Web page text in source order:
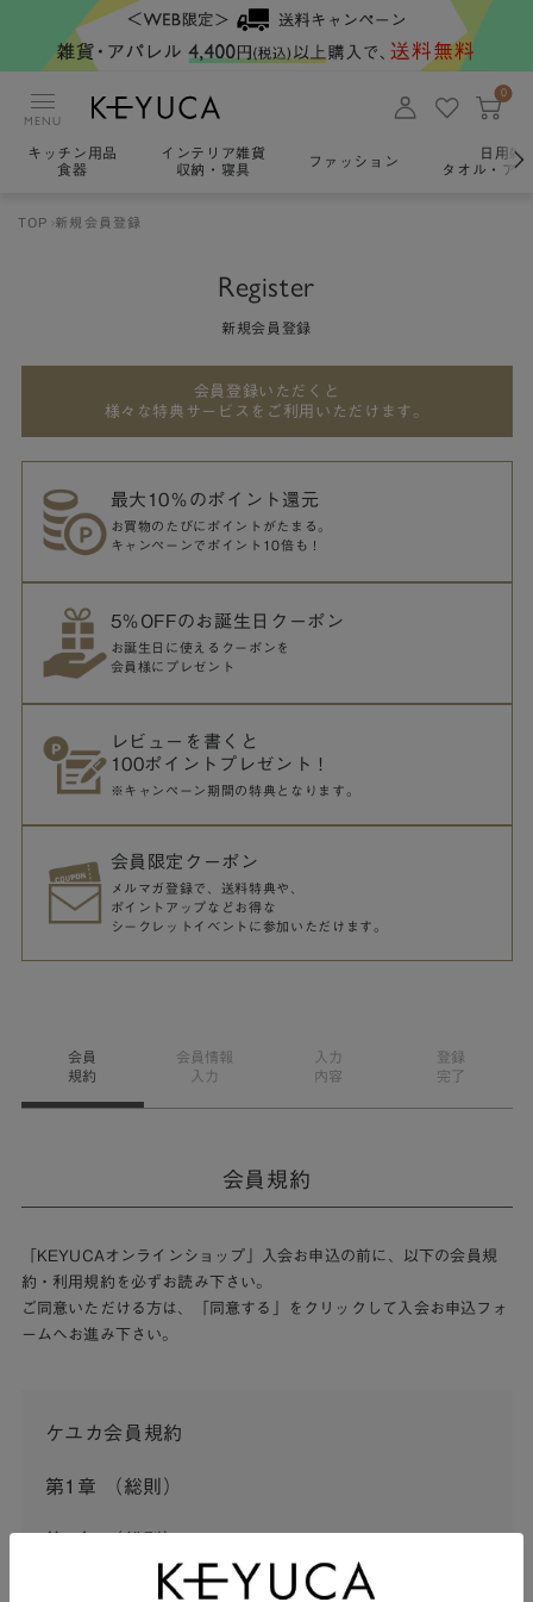
MENU
0
キッチン用品
食器
インテリア雑貨
収納・寝具
ファッション
日用雑
タオル・ア
TOP 新規会員登録
Register
新規会員登録
会員登録いただくと
様々な特典サービスをご利用いただけます。
最大10％のポイント還元
お買物のたびにポイントがたまる。
キャンペーンでポイント10倍も！
5％OFFのお誕生日クーポン
お誕生日に使えるクーポンを
会員様にプレゼント
レビューを書くと
100ポイントプレゼント！
※キャンペーン期間の特典となります。
会員限定クーポン
メルマガ登録で、送料特典や、
ポイントアップなどお得な
シークレットイベントに参加いただけます。
会員
規約
会員情報
入力
入力
内容
登録
完了
会員規約
「KEYUCAオンラインショップ」入会お申込の前に、以下の会員規
約・利用規約を必ずお読み下さい。
ご同意いただける方は、「同意する」をクリックして入会お申込フォ
ームへお進み下さい。
ケユカ会員規約
第1章 （総則）
この会員規約（以下「本規約」といいます。）は、河淳株